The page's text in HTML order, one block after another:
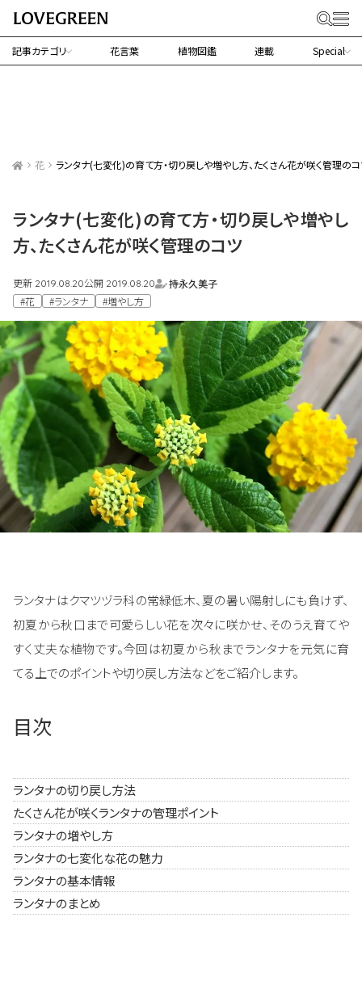
記事カテゴリ 花言葉 植物図鑑 連載 Special
花 ランタナ(七変化)の育て方・切り戻しや増やし方、たくさん花が咲く管理の
ランタナ(七変化)の育て方・切り戻しや増やし
方、たくさん花が咲く管理のコツ
更新 2019.08.20公開 2019.08.20
持永久美子
#花
#ランタナ #増やし方
ランタナはクマツヅラ科の常緑低木、夏の暑い陽射しにも負けず、
初夏から秋口まで可愛らしい花を次々に咲かせ、そのうえ育てや
すく丈夫な植物です。今回は初夏から秋までランタナを元気に育
てる上でのポイントや切り戻し方法などをご紹介します。
目次
ランタナの切り戻し方法
たくさん花が咲くランタナの管理ポイント
ランタナの増やし方
ランタナの七変化な花の魅力
ランタナの基本情報
ランタナのまとめ